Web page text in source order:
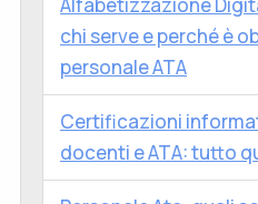
Alfabetizzazione
chi serve e perché è
personale ATA
Certificazioni
docenti e ATA: tutto